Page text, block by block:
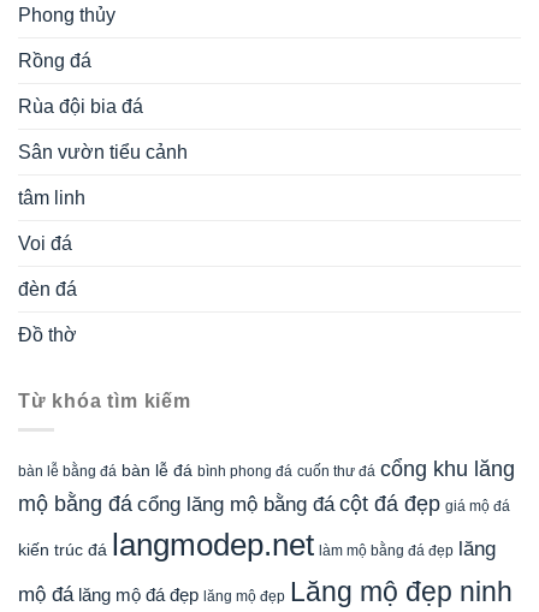
Phong thủy
Rồng đá
Rùa đội bia đá
Sân vườn tiểu cảnh
tâm linh
Voi đá
đèn đá
Đồ thờ
Từ khóa tìm kiếm
bàn lễ bằng đá bàn lễ đá bình phong đá cuốn thư đá cổng khu lăng
mộ bằng đá cổng lăng mộ bằng đá cột đá đẹp giá mộ đá
kiến trúc đá langmodep.net làm mộ bằng đá đẹp lăng
mộ đá lăng mộ đá đẹp lăng mộ đẹp Lăng mộ đẹp ninh